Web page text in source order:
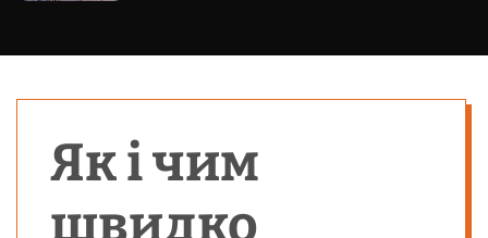
Як і чим
швидко